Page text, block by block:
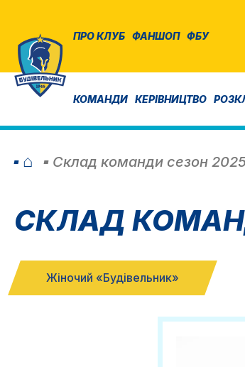
ПРО КЛУБ ФАНШОП ФБУ
КОМАНДИ КЕРІВНИЦТВО
⌂ Склад команди сезон
СКЛАД
Жіночий «Будівельник»